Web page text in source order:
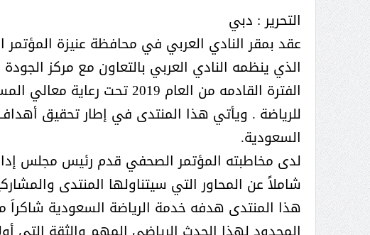
التحرير : دبي
عقد بمقر النادي العربي في محافظة عنيزة
الذي ينظمه النادي العربي بالتعاون مع مركز
الفترة القادمه من العام
السعودية.
لدى مخاطبته المؤتمر الصحفي قدم رئيس مجلس إدارة
شاملاً عن المحاور التي سيتناولها المنتدى
هذا المنتدى هدفه خدمة الرياضة السعودية
بمشاركة صاحبة السمو الملكي
الاميره نجود بنت هذلول بن
عبدالعزيز ال سعود المشرف العام
الثقافة في واحة الإبداع